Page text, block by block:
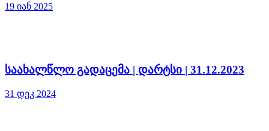
19 იან 2025
საახალწლო გადაცემა | დარტსი | 31.12.2023
31 დეკ 2024